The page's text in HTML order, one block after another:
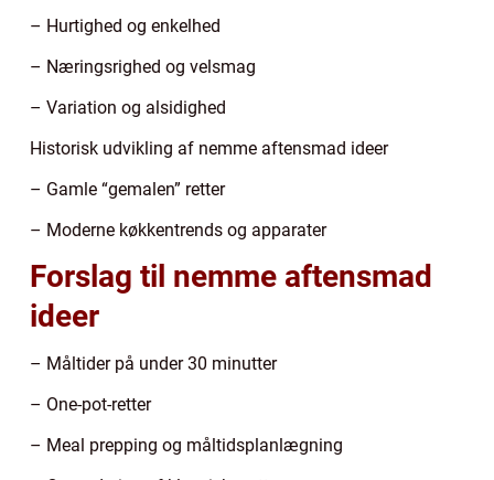
– Hurtighed og enkelhed
– Næringsrighed og velsmag
– Variation og alsidighed
Historisk udvikling af nemme aftensmad ideer
– Gamle “gemalen” retter
– Moderne køkkentrends og apparater
Forslag til nemme aftensmad
ideer
– Måltider på under 30 minutter
– One-pot-retter
– Meal prepping og måltidsplanlægning